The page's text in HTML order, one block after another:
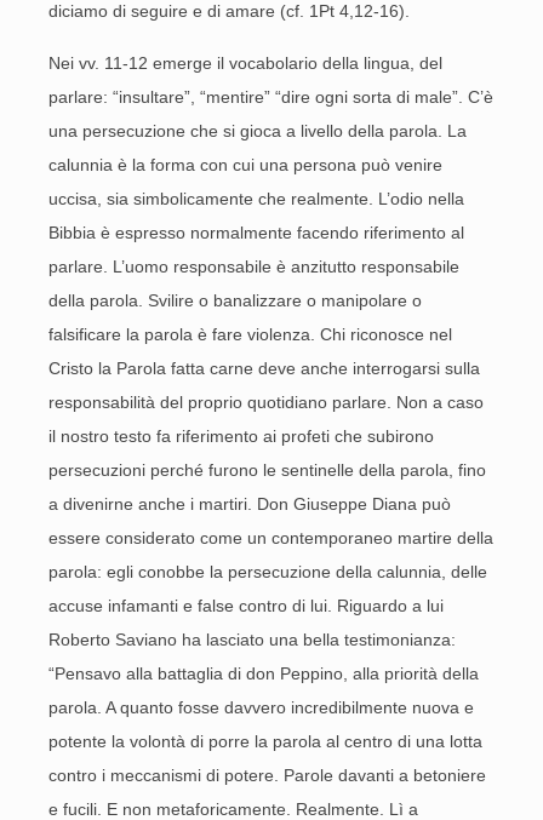
diciamo di seguire e di amare (cf. 1Pt 4,12-16).
Nei vv. 11-12 emerge il vocabolario della lingua, del
parlare: “insultare”, “mentire” “dire ogni sorta di male”. C’è
una persecuzione che si gioca a livello della parola. La
calunnia è la forma con cui una persona può venire
uccisa, sia simbolicamente che realmente. L’odio nella
Bibbia è espresso normalmente facendo riferimento al
parlare. L’uomo responsabile è anzitutto responsabile
della parola. Svilire o banalizzare o manipolare o
falsificare la parola è fare violenza. Chi riconosce nel
Cristo la Parola fatta carne deve anche interrogarsi sulla
responsabilità del proprio quotidiano parlare. Non a caso
il nostro testo fa riferimento ai profeti che subirono
persecuzioni perché furono le sentinelle della parola, fino
a divenirne anche i martiri. Don Giuseppe Diana può
essere considerato come un contemporaneo martire della
parola: egli conobbe la persecuzione della calunnia, delle
accuse infamanti e false contro di lui. Riguardo a lui
Roberto Saviano ha lasciato una bella testimonianza:
“Pensavo alla battaglia di don Peppino, alla priorità della
parola. A quanto fosse davvero incredibilmente nuova e
potente la volontà di porre la parola al centro di una lotta
contro i meccanismi di potere. Parole davanti a betoniere
e fucili. E non metaforicamente. Realmente. Lì a